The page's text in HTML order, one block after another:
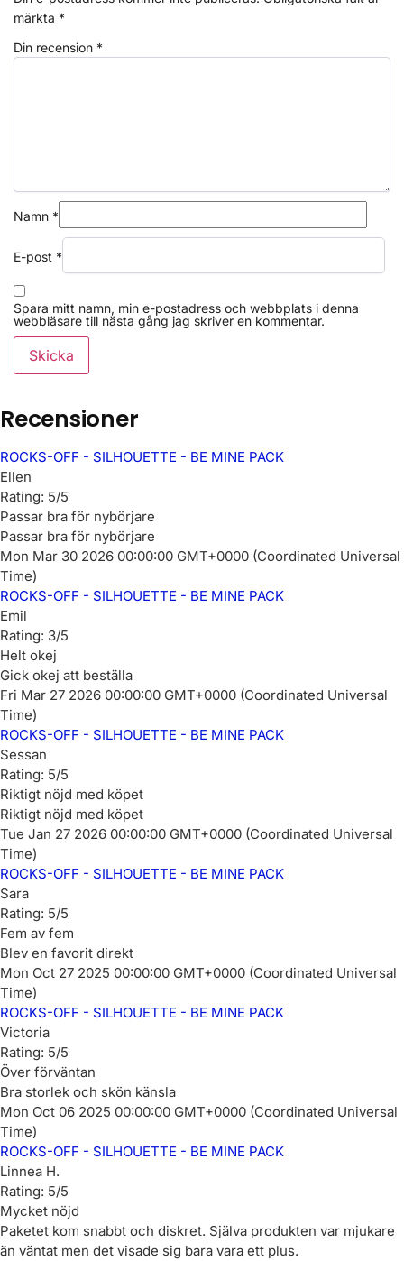
märkta *
Din recension *
Namn *
E-post *
Spara mitt namn, min e-postadress och webbplats i denna
webbläsare till nästa gång jag skriver en kommentar.
Recensioner
ROCKS-OFF - SILHOUETTE - BE MINE PACK
Ellen
Rating: 5/5
Passar bra för nybörjare
Passar bra för nybörjare
Mon Mar 30 2026 00:00:00 GMT+0000 (Coordinated Universal
Time)
ROCKS-OFF - SILHOUETTE - BE MINE PACK
Emil
Rating: 3/5
Helt okej
Gick okej att beställa
Fri Mar 27 2026 00:00:00 GMT+0000 (Coordinated Universal
Time)
ROCKS-OFF - SILHOUETTE - BE MINE PACK
Sessan
Rating: 5/5
Riktigt nöjd med köpet
Riktigt nöjd med köpet
Tue Jan 27 2026 00:00:00 GMT+0000 (Coordinated Universal
Time)
ROCKS-OFF - SILHOUETTE - BE MINE PACK
Sara
Rating: 5/5
Fem av fem
Blev en favorit direkt
Mon Oct 27 2025 00:00:00 GMT+0000 (Coordinated Universal
Time)
ROCKS-OFF - SILHOUETTE - BE MINE PACK
Victoria
Rating: 5/5
Över förväntan
Bra storlek och skön känsla
Mon Oct 06 2025 00:00:00 GMT+0000 (Coordinated Universal
Time)
ROCKS-OFF - SILHOUETTE - BE MINE PACK
Linnea H.
Rating: 5/5
Mycket nöjd
Paketet kom snabbt och diskret. Själva produkten var mjukare
än väntat men det visade sig bara vara ett plus.